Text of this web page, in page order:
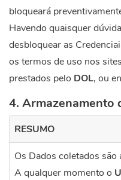
bloqueará
Havendo quaisquer
desbloquear as
os termos de uso nos
prestados pelo DOL, ou
4. Armazenamento
RESUMO
Os Dados coletados
A qualquer momento o